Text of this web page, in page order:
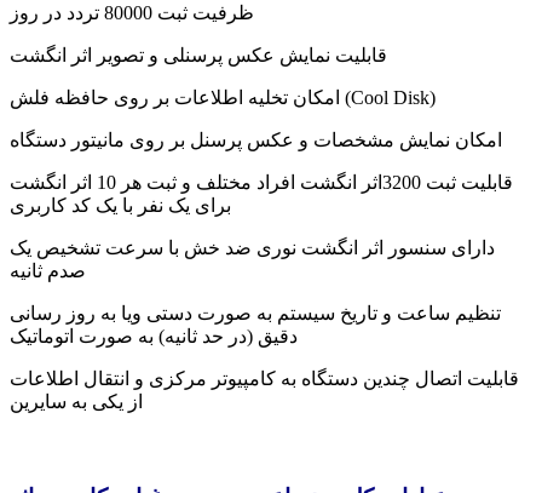
ظرفیت ثبت 80000 تردد در روز
قابليت نمایش عکس پرسنلی و تصویر اثر انگشت
امکان تخلیه اطلاعات بر روی حافظه فلش (Cool Disk)
امکان نمایش مشخصات و عکس پرسنل بر روی مانیتور دستگاه
قابلیت ثبت 3200اثر انگشت افراد مختلف و ثبت هر 10 اثر انگشت
برای یک نفر با یک کد کاربری
دارای سنسور اثر انگشت نوری ضد خش با سرعت تشخیص یک
صدم ثانیه
تنظیم ساعت و تاریخ سیستم به صورت دستی ویا به روز رسانی
دقیق (در حد ثانیه) به صورت اتوماتیک
قابلیت اتصال چندین دستگاه به کامپیوتر مرکزی و انتقال اطلاعات
از یکی به سایرین